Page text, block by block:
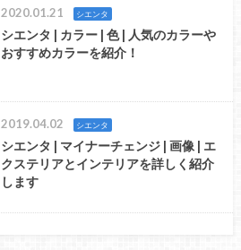
2020.01.21 シエンタ
シエンタ | カラー | 色 | 人気のカラーや
おすすめカラーを紹介！
2019.04.02 シエンタ
シエンタ | マイナーチェンジ | 画像 | エ
クステリアとインテリアを詳しく紹介
します